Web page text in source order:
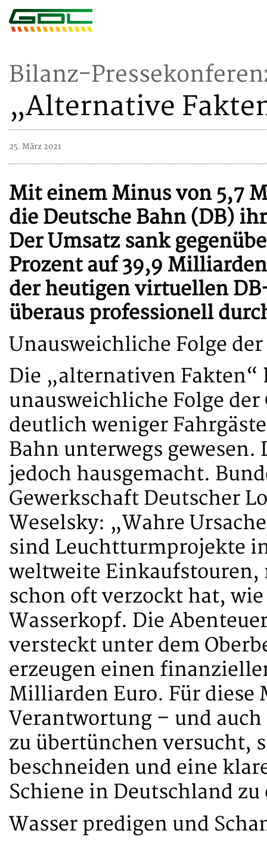
Bilanz-
„Alternative
25. März 2021
Mit einem Minus von 5,7
die Deutsche Bahn (DB)
Der Umsatz sank
Prozent auf 39,9
der heutigen virtuellen
überaus professionell
Unausweichliche Folge
Die „alternativen Fakten“
unausweichliche Folge
deutlich weniger
Bahn unterwegs
jedoch hausgemacht.
Gewerkschaft Deutscher
Weselsky: „Wahre
sind Leuchtturmprojekte
weltweite Einkaufstouren,
schon oft verzockt hat,
Wasserkopf. Die
versteckt unter dem
erzeugen einen
Milliarden Euro. Für diese
Verantwortung – und
zu übertünchen versucht,
beschneiden und eine
Schiene in Deutschland
Wasser predigen und